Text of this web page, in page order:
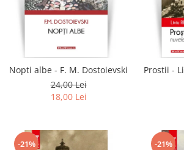
Literatura
Moderna
Romana
Universala
Calatorii
Nopti albe - F. M. Dostoievski
24,00 Lei
18,00 Lei
Prostii -
-21% -21%